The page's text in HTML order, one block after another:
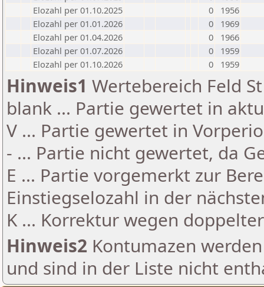
Elozahl per 01.10.2025
0
1956
Elozahl per 01.01.2026
0
1969
Elozahl per 01.04.2026
0
1966
Elozahl per 01.07.2026
0
1959
Elozahl per 01.10.2026
0 1959
Hinweis1 Wertebereich Feld
blank ... Partie gewertet in
V ... Partie gewertet in
- ... Partie nicht gewertet, da
E ... Partie vorgemerkt zur
Einstiegselozahl in der
K ... Korrektur wegen
Hinweis2 Kontumazen
und sind in der Liste nicht